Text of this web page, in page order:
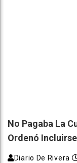
No Pagaba La
Ordenó
Diario De Rivera